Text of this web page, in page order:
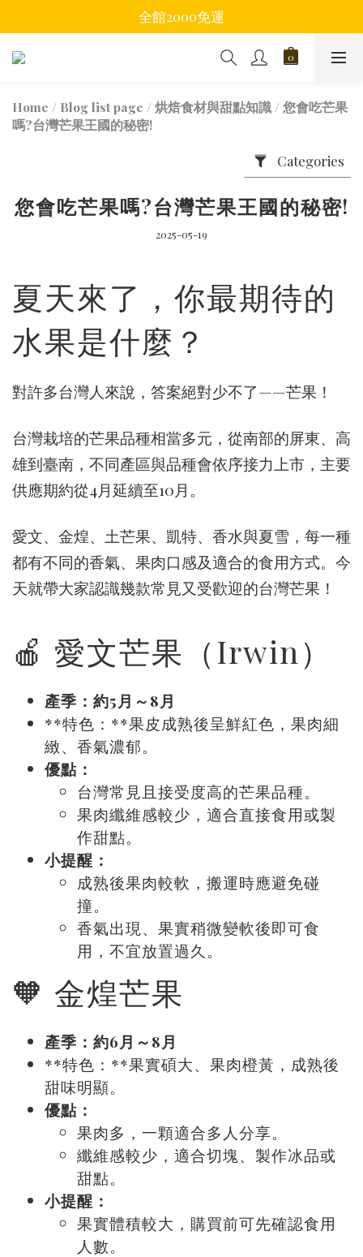
全館2000免運
Home / Blog list page / 烘焙食材與甜點知識 / 您會吃芒果
嗎?台灣芒果王國的秘密!
Categories
您會吃芒果嗎?台灣芒果王國的秘密!
2025-05-19
夏天來了，你最期待的
水果是什麼？
對許多台灣人來說，答案絕對少不了——芒果！
台灣栽培的芒果品種相當多元，從南部的屏東、高
雄到臺南，不同產區與品種會依序接力上市，主要
供應期約從4月延續至10月。
愛文、金煌、土芒果、凱特、香水與夏雪，每一種
都有不同的香氣、果肉口感及適合的食用方式。今
天就帶大家認識幾款常見又受歡迎的台灣芒果！
🍎 愛文芒果（Irwin）
產季：約5月～8月
**特色：**果皮成熟後呈鮮紅色，果肉細
緻、香氣濃郁。
優點：
台灣常見且接受度高的芒果品種。
果肉纖維感較少，適合直接食用或製
作甜點。
小提醒：
成熟後果肉較軟，搬運時應避免碰
撞。
香氣出現、果實稍微變軟後即可食
用，不宜放置過久。
🧡 金煌芒果
產季：約6月～8月
**特色：**果實碩大、果肉橙黃，成熟後
甜味明顯。
優點：
果肉多，一顆適合多人分享。
纖維感較少，適合切塊、製作冰品或
甜點。
小提醒：
果實體積較大，購買前可先確認食用
人數。